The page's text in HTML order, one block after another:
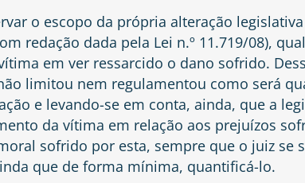
o escopo da própria alteração
redação dada pela Lei n.º 11.719/08),
em ver ressarcido o dano sofrido.
limitou nem regulamentou como será
e levando-se em conta, ainda, que a
da vítima em relação aos prejuízos
sofrido por esta, sempre que o juiz se
que de forma mínima, quantificá-lo.